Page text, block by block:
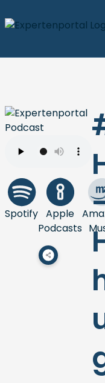
Spotify Apple
Podcasts